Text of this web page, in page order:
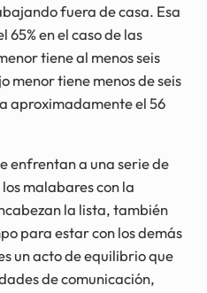
fuera de casa. Esa
en el caso de las
tiene al menos seis
menor tiene menos de seis
aproximadamente el 56
enfrentan a una serie de
malabares con la
la lista, también
para estar con los demás
un acto de equilibrio que
de comunicación,